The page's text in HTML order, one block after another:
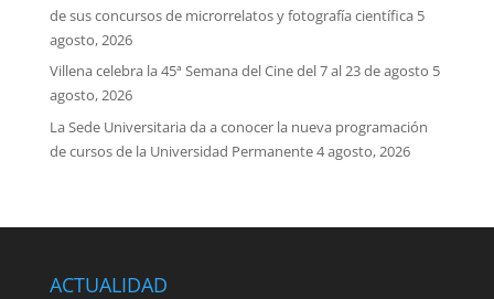
de sus concursos de microrrelatos y fotografía científica 5
agosto, 2026
Villena celebra la 45ª Semana del Cine del 7 al 23 de agosto 5
agosto, 2026
La Sede Universitaria da a conocer la nueva programación
de cursos de la Universidad Permanente4 agosto, 2026
ACTUALIDAD